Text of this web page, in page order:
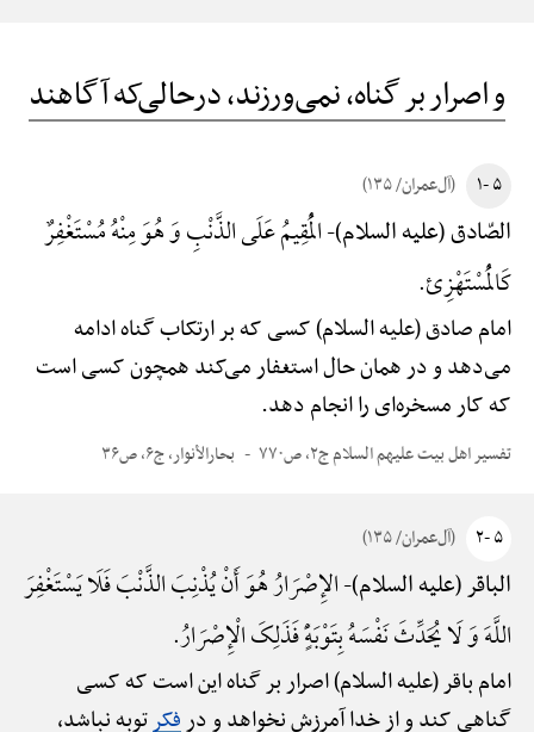
و اصرار بر گناه، نمی‌ورزند، درحالی‌که آگاهند
۵ -۱ (آل‌عمران/ ۱۳۵)
الصّادق (علیه السلام)-الْمُقِیمُ عَلَی الذَّنْبِ وَ هُوَ مِنْهُ مُسْتَغْفِرٌ
کَالْمُسْتَهْزِئ.
امام صادق (علیه السلام) کسی که بر ارتکاب گناه ادامه
می‌دهد و در همان حال استغفار می‌کند همچون کسی است
که کار مسخره‌ای را انجام دهد.
تفسیر اهل بیت علیهم السلام ج۲، ص۷۷۰ بحارالأنوار، ج۶، ص۳۶
۵ -۲ (آل‌عمران/ ۱۳۵)
الباقر (علیه السلام)-الإِصْرَارُ هُوَ أَنْ یُذْنِبَ الذَّنْبَ فَلَا یَسْتَغْفِرَ
اللَّهَ وَ لَا یُحَدِّثَ نَفْسَهُ بِتَوْبَهًٍْ فَذَلِکَ الْإِصْرَارُ.
امام باقر (علیه السلام) اصرار بر گناه این است که کسی
گناهی کند و از خدا آمرزش نخواهد و درفکرتوبه نباشد،